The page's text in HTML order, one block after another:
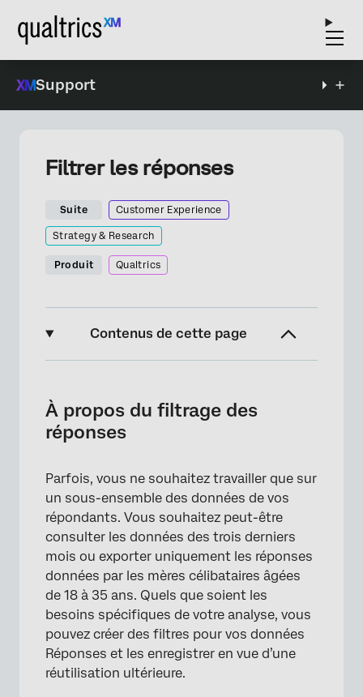
Support
Filtrer les réponses
Suite Customer Experience
Strategy & Research
Produit Qualtrics
Contenus de cette page
Ajouter des filtres
Sauvegarde des filtres
Télécharger du contenu filtré
Champs que vous pouvez filtrer par
Création de conditions – Les fondamentaux
Conditions et ensembles de conditions
Tous vs. N’importe
Logique d’imbrication
Liste des opérateurs
À propos du filtrage des
réponses
Parfois, vous ne souhaitez travailler que sur
un sous-ensemble des données de vos
répondants. Vous souhaitez peut-être
consulter les données des trois derniers
mois ou exporter uniquement les réponses
données par les mères célibataires âgées
de 18 à 35 ans. Quels que soient les
besoins spécifiques de votre analyse, vous
pouvez créer des filtres pour vos données
Réponses et les enregistrer en vue d’une
réutilisation ultérieure.